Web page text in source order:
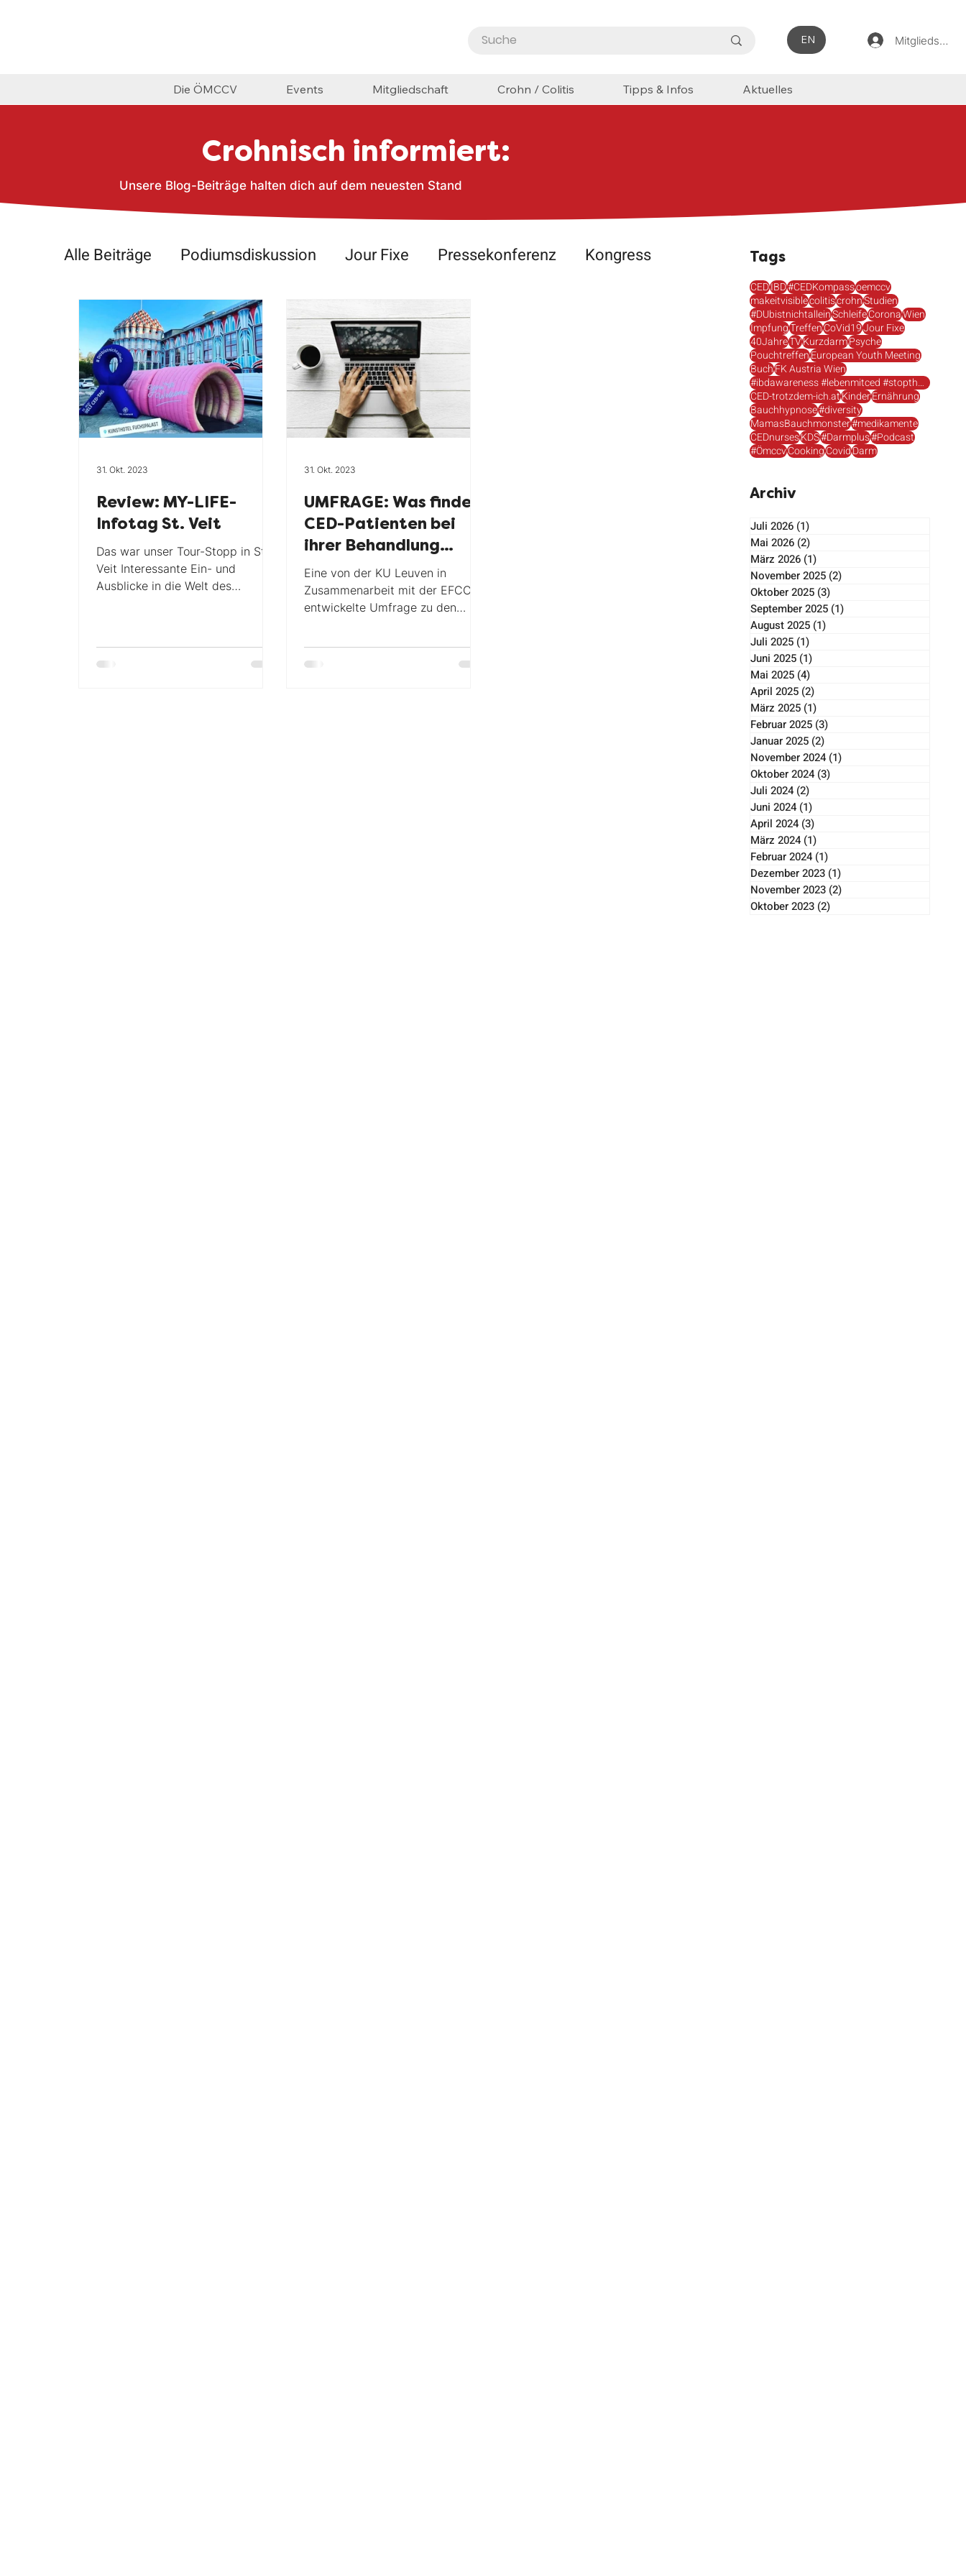
Die ÖMCCV Events Mitgliedschaft Crohn / Colitis Tipps & Infos Aktuelles
EN
Crohnisch informiert:
Unsere Blog-Beiträge halten dich auf dem neuesten Stand
Alle Beiträge Podiumsdiskussion Jour Fixe Pressekonferenz Kongress
Ausflug Events Pouchtreffen Artikel Stammtisch
CED Helpline Crohnicle makeitvisible
Stopthestigma TV Forschung Kinder Online Kurs
Review: MY-LIFE-
Infotag St. Veit
Das war unser Tour-Stopp in St.
Veit Interessante Ein- und
Ausblicke in die Welt des
31. Okt. 2023
UMFRAGE: Was finden
CED-Patienten bei
ihrer Behandlung
wichtig?
Eine von der KU Leuven in
Zusammenarbeit mit der EFCCA
entwickelte Umfrage zu den
31. Okt. 2023
Tags
CEDIBD#CEDKompassoemccv
makeitvisiblecolitiscrohnStudien
#DUbistnichtalleinSchleifeCoronaWien
ImpfungTreffenCoVid19Jour Fixe
40JahreTVKurzdarmPsyche
PouchtreffenEuropean Youth Meeting
BuchFK Austria Wien
#ibdawareness #lebenmitced #stopthestigma
CED-trotzdem-ich.atKinderErnährung
Bauchhypnose#diversity
MamasBauchmonster#medikamente
CEDnursesKDS#Darmplus#Podcast
#ÖmccvCookingCovidDarm
Archiv
Juli 2026 (1)1 Beitrag
Mai 2026 (2)2 Beiträge
März 2026 (1)1 Beitrag
November 2025 (2)2 Beiträge
Oktober 2025 (3)3 Beiträge
September 2025 (1)1 Beitrag
August 2025 (1)1 Beitrag
Juli 2025 (1)1 Beitrag
Juni 2025 (1)1 Beitrag
Mai 2025 (4)4 Beiträge
April 2025 (2)2 Beiträge
März 2025 (1)1 Beitrag
Februar 2025 (3)3 Beiträge
Januar 2025 (2)2 Beiträge
November 2024 (1)1 Beitrag
Oktober 2024 (3)3 Beiträge
Juli 2024 (2)2 Beiträge
Juni 2024 (1)1 Beitrag
April 2024 (3)3 Beiträge
März 2024 (1)1 Beitrag
Februar 2024 (1)1 Beitrag
Dezember 2023 (1)1 Beitrag
November 2023 (2)2 Beiträge
Oktober 2023 (2)2 Beiträge